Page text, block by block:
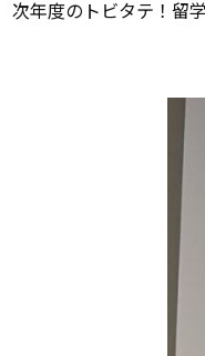
次年度のトビタテ！留